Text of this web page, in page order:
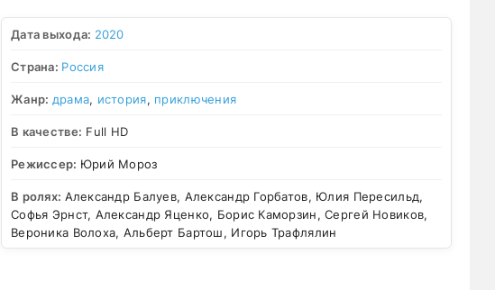
Дата выхода: 2020
Страна: Россия
Жанр: драма, история, приключения
В качестве: Full HD
Режиссер: Юрий Мороз
В ролях: Александр Балуев, Александр Горбатов, Юлия Пересильд,
Софья Эрнст, Александр Яценко, Борис Каморзин, Сергей Новиков,
Вероника Волоха, Альберт Бартош, Игорь Трафлялин